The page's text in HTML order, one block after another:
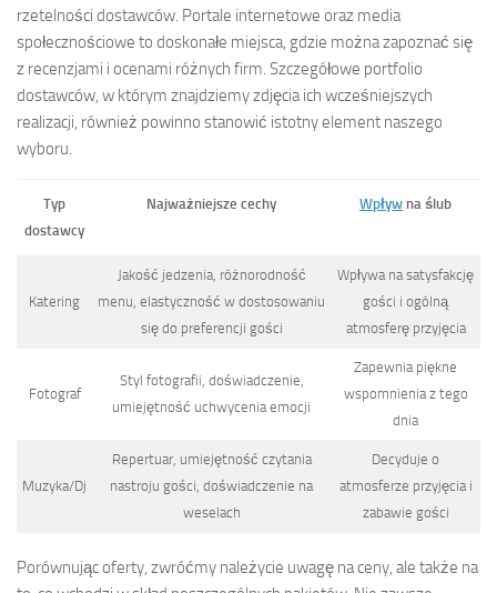
rzetelności dostawców. Portale internetowe oraz media
społecznościowe to doskonałe miejsca, gdzie można zapoznać się
z recenzjami i ocenami różnych firm. Szczegółowe portfolio
dostawców, w którym znajdziemy zdjęcia ich wcześniejszych
realizacji, również powinno stanowić istotny element naszego
wyboru.
Typ
dostawcy
Najważniejsze cechy Wpływ na ślub
Katering
Jakość jedzenia, różnorodność
menu, elastyczność w dostosowaniu
się do preferencji gości
Wpływa na satysfakcję
gości i ogólną
atmosferę przyjęcia
Fotograf
Styl fotografii, doświadczenie,
umiejętność uchwycenia emocji
Zapewnia piękne
wspomnienia z tego
dnia
Muzyka/Dj
Repertuar, umiejętność czytania
nastroju gości, doświadczenie na
weselach
Decyduje o
atmosferze przyjęcia i
zabawie gości
Porównując oferty, zwróćmy należycie uwagę na ceny, ale także na